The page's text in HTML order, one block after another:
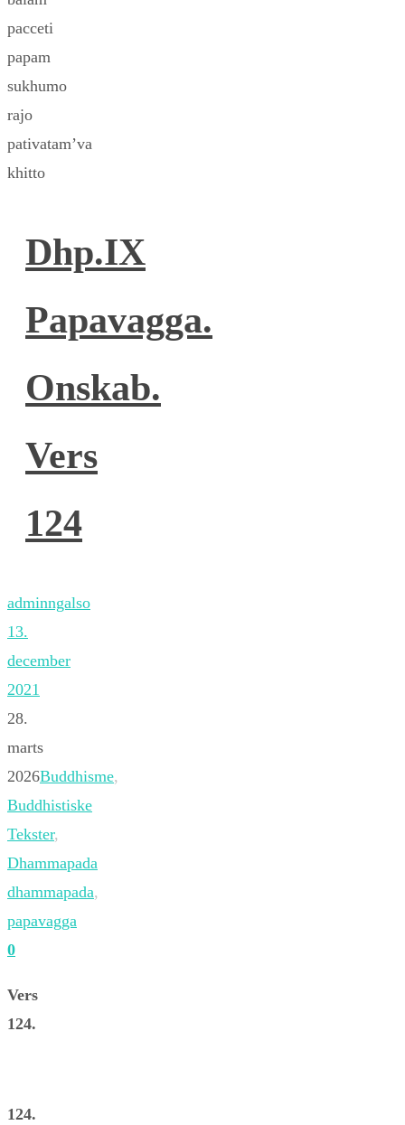
pacceti
papam
sukhumo
rajo
pativatam’va
khitto
Dhp.IX
Papavagga.
Onskab.
Vers
124
adminngalso
13.
december
2021
28.
marts
2026Buddhisme,
Buddhistiske
Tekster,
Dhammapada
dhammapada,
papavagga
0
Vers
124.
124.